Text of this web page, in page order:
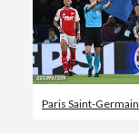
Paris Saint-Germain